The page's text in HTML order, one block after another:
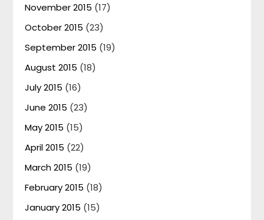
November 2015 (17)
October 2015 (23)
September 2015 (19)
August 2015 (18)
July 2015 (16)
June 2015 (23)
May 2015 (15)
April 2015 (22)
March 2015 (19)
February 2015 (18)
January 2015 (15)